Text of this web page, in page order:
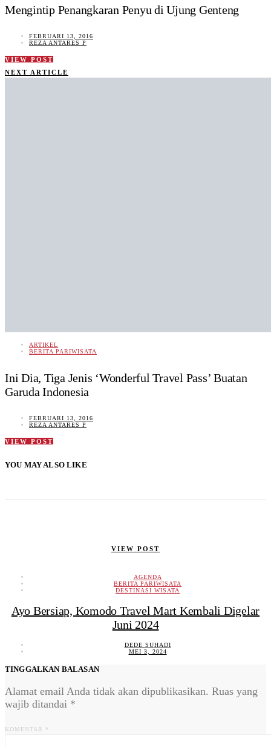
Mengintip Penangkaran Penyu di Ujung Genteng
FEBRUARI 13, 2016
REZA ANTARES P
VIEW POST
NEXT ARTICLE
ARTIKEL
BERITA PARIWISATA
Ini Dia, Tiga Jenis ‘Wonderful Travel Pass’ Buatan
Garuda Indonesia
FEBRUARI 13, 2016
REZA ANTARES P
VIEW POST
YOU MAY ALSO LIKE
VIEW POST
AGENDA
BERITA PARIWISATA
DESTINASI WISATA
Ayo Bersiap, Komodo Travel Mart Kembali Digelar
Juni 2024
DEDE SUHADI
MEI 3, 2024
TINGGALKAN BALASAN
Alamat email Anda tidak akan dipublikasikan. Ruas yang
wajib ditandai *
KOMENTAR *